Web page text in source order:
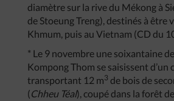
diamètre sur la rive du Mékong à
de Stoeung Treng), destinés à être
Khmum, puis au Vietnam (CD du
* Le 9 novembre une soixantaine
Kompong Thom se saisissent d’un
transportant 12 m3 de bois de
(Chheu Téal), coupé dans la forêt